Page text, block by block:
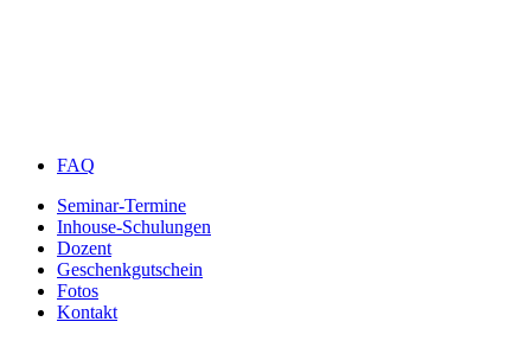
FAQ
Seminar-Termine
Inhouse-Schulungen
Dozent
Geschenkgutschein
Fotos
Kontakt